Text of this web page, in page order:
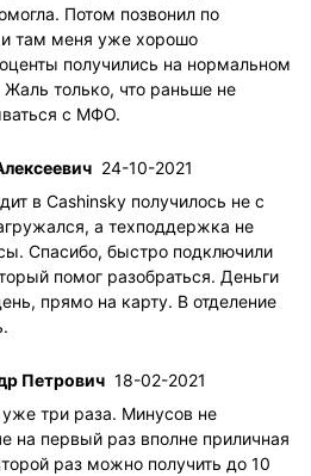
Потом позвонил по
и там меня уже хорошо
получились на нормальном
Жаль только, что раньше не
с МФО.
24-10-2021
в Cashinsky получилось не с
а техподдержка не
Спасибо, быстро подключили
помог разобраться. Деньги
прямо на карту. В отделение
Петрович 18-02-2021
три раза. Минусов не
на первый раз вполне приличная
раз можно получить до 10